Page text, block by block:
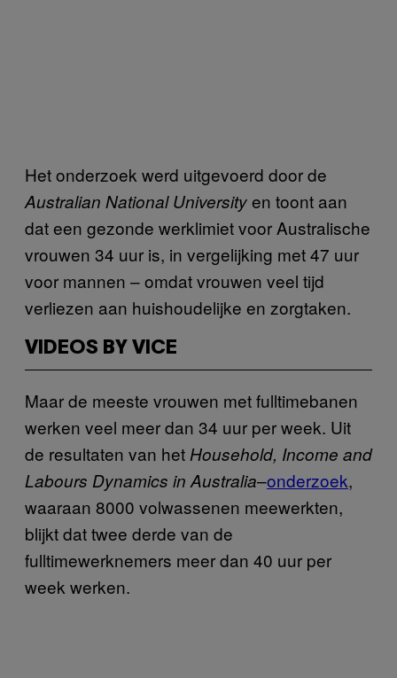
Het onderzoek werd uitgevoerd door de
Australian National Universityen toont aan
dat een gezonde werklimiet voor Australische
vrouwen 34 uur is, in vergelijking met 47 uur
voor mannen – omdat vrouwen veel tijd
verliezen aan huishoudelijke en zorgtaken.
VIDEOS BY VICE
Maar de meeste vrouwen met fulltimebanen
werken veel meer dan 34 uur per week. Uit
de resultaten van het Household, Income and
Labours Dynamics in Australia–onderzoek,
waaraan 8000 volwassenen meewerkten,
blijkt dat twee derde van de
fulltimewerknemers meer dan 40 uur per
week werken.